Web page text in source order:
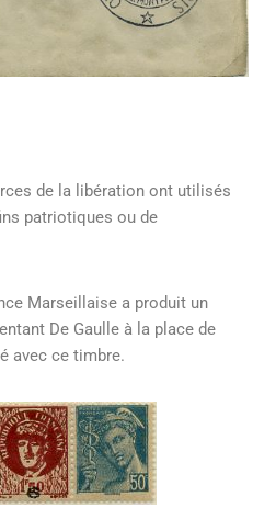
de la libération ont utilisés
patriotiques ou de
Marseillaise a produit un
De Gaulle à la place de
avec ce timbre.